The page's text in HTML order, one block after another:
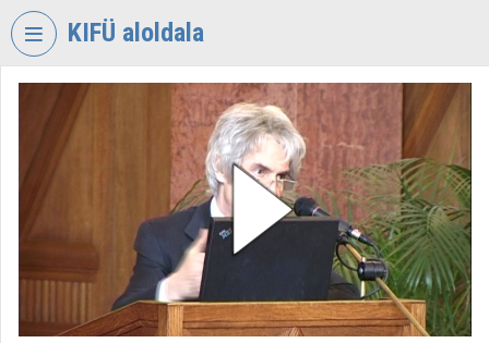
Fejléc kihagyása
KIFÜ aloldala
VIDEO
KORMÁNYZATI
INFORMATIKAI
ÜGYNÖKSÉG
Intézményi kezdőlap
Bejelentkezés